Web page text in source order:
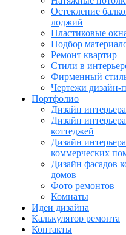
Остекление
лоджий
Пластиковые
Подбор
Ремонт квартир
Стили в
Фирменный
Чертежи дизайн-
Портфолио
Дизайн
Дизайн
коттеджей
Дизайн интерьера
коммерческих
Дизайн фасадов
домов
Фото ремонтов
Комнаты
Идеи дизайна
Калькулятор ремонта
Контакты